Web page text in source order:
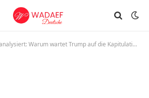
Warum wartet Trump auf die Kapitulation des Iran?